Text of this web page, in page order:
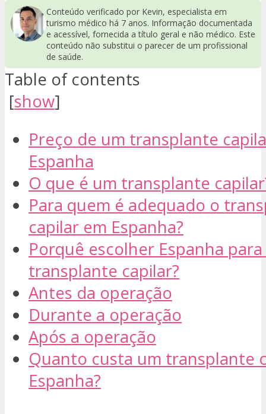
Conteúdo verificado por Kevin, especialista em
turismo médico há 7 anos. Informação documentada
e acessível, fornecida a título geral e não médico. Este
conteúdo não substitui o parecer de um profissional
de saúde.
Table of contents
[show]
Preço de um transplante
Espanha
O que é um transplante
Para quem é adequado o
capilar em Espanha?
Porquê escolher Espanha
transplante capilar?
Antes da operação
Durante a operação
Após a operação
Quanto custa um transplante
Espanha?